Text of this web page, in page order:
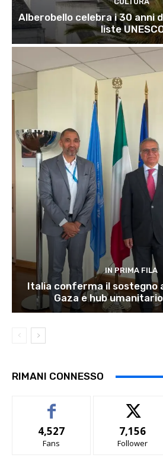
Alberobello celebra i 30 anni
liste
IN PRIMA FILA
Italia conferma il sostegno
Gaza e hub
RIMANI CONNESSO
4,527
Fans
7,156
Follower